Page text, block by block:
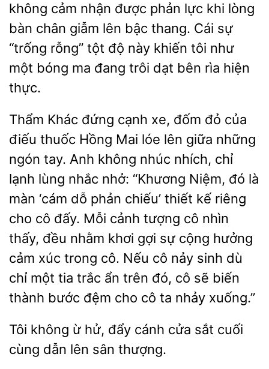
không cảm nhận được phản lực khi lòng
chân giẫm lên bậc thang. Cái sự
“trống rỗng” tột độ này khiến tôi như
một bóng ma đang trôi dạt bên rìa hiện
thực.
Thẩm Khác đứng cạnh xe,
đỏ của
điếu
Hồng Mai lóe lên giữa những
ngón tay. Anh không nhúc nhích, chỉ
lạnh lùng nhắc nhở:
Niệm, đó là
màn ‘cám dỗ phản chiếu’ thiết kế riêng
cho cô đấy. Mỗi cảnh tượng cô nhìn
thấy, đều nhằm khơi gợi sự cộng hưởng
cảm xúc trong cô. Nếu cô nảy sinh dù
chỉ một tia trắc ẩn trên đó, cô sẽ biến
thành bước đệm cho cô ta nhảy xuống.”
Tôi không ừ đẩy cánh cửa
cuối
cùng dẫn lên
thượng.